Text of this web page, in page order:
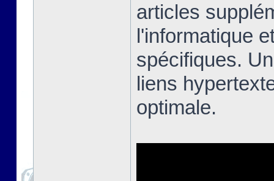
articles
l'informatique
spécifiques.
liens
optimale.